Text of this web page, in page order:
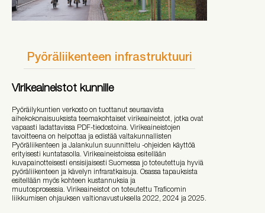
Pyöräliikenteen infrastruktuuri
Virikeaineistot kunnille
Pyöräilykuntien verkosto on tuottanut seuraavista
aihekokonaisuuksista teemakohtaiset virikeaineistot, jotka ovat
vapaasti ladattavissa PDF-tiedostoina. Virikeaineistojen
tavoitteena on helpottaa ja edistää valtakunnallisten
Pyöräliikenteen ja Jalankulun suunnittelu -ohjeiden käyttöä
erityisesti kuntatasolla. Virikeaineistoissa esitellään
kuvapainotteisesti ensisijaisesti Suomessa jo toteutettuja hyviä
pyöräliikenteen ja kävelyn infraratkaisuja. Osassa tapauksista
esitellään myös kohteen kustannuksia ja
muutosprosessia. Virikeaineistot on toteutettu Traficomin
liikkumisen ohjauksen valtionavustuksella 2022, 2024 ja 2025.